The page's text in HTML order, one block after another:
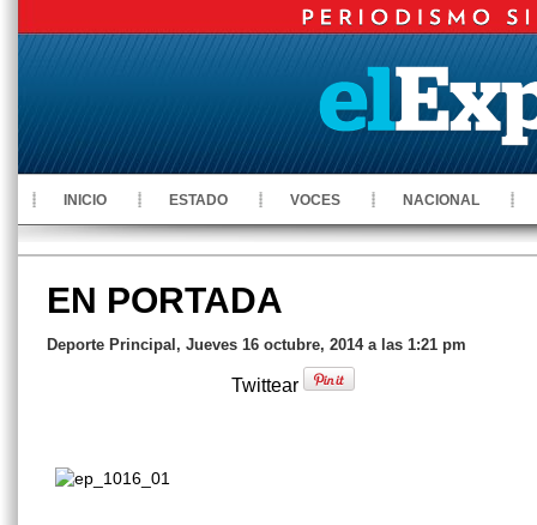
INICIO ESTADO VOCES NACIONAL
EN PORTADA
Deporte Principal, Jueves 16 octubre, 2014 a las 1:21 pm
Twittear